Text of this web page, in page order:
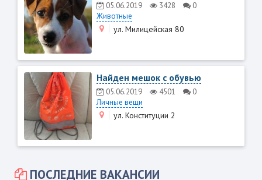
05.06.2019 3428
0
Животные
ул. Милицейская 80
Найден мешок с обувью
05.06.2019 4501
0
Личные вещи
ул. Конституции 2
ПОСЛЕДНИЕ ВАКАНСИИ